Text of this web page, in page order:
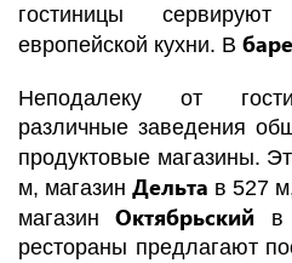
гостиницы
европейской кухни. В баре
Неподалеку от
различные заведения
продуктовые магазины.
м, магазинДельта в 527
магазинОктябрьский в
рестораны предлагают